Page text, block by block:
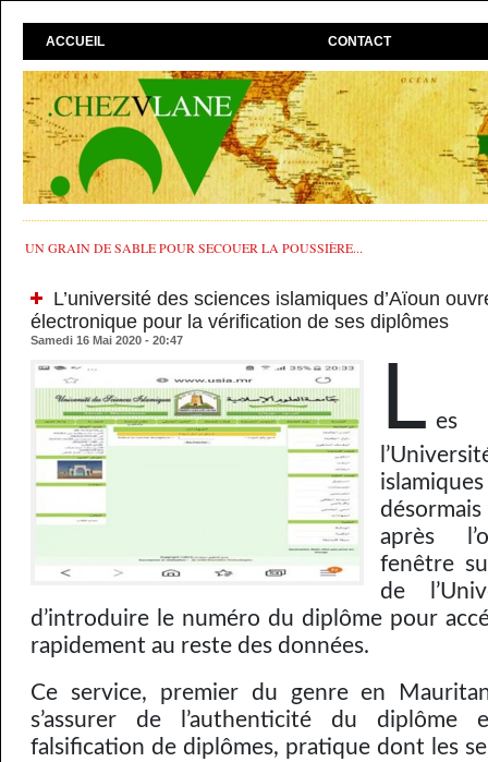
ACCUEIL CONTACT
UN GRAIN DE SABLE POUR SECOUER LA POUSSIÈRE...
L’université des sciences islamiques d’Aïoun
électronique pour la vérification de ses diplômes
Samedi 16 Mai 2020 - 20:47
L es
après
fenêtre
de
d’introduire le numéro du diplôme pour
rapidement au reste des données.
Ce service, premier du genre en
s’assurer de l’authenticité du diplôme
falsification de diplômes, pratique dont les